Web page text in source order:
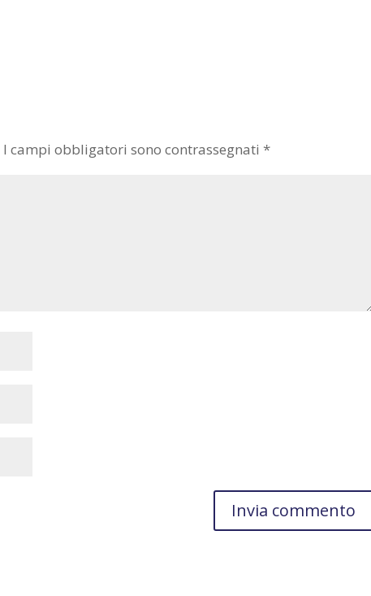
I campi obbligatori sono contrassegnati *